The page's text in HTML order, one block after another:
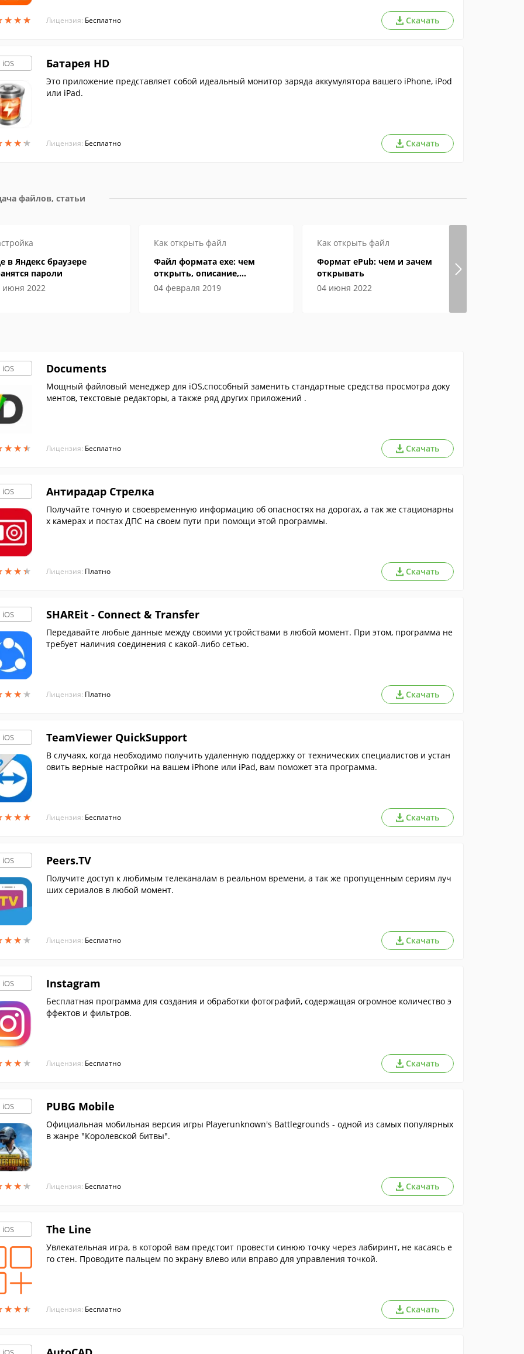
★★★
★★★ Лицензия: Бесплатно Скачать
iOS
★★★
★★★
Батарея HD
Это приложение представляет собой идеальный монитор заряда аккумулятора вашего iPhone, iPod
или iPad.
Лицензия: Бесплатно Скачать
файлов, статьи
в Яндекс браузере
пароли
июня 2022
Как открыть файл
Файл формата exe: чем
открыть, описание,
особенности
04 февраля 2019
Как открыть файл
Формат ePub: чем и зачем
открывать
04 июня 2022
iOS
★★★
★★★
Documents
Мощный файловый менеджер для iOS,способный заменить стандартные средства просмотра доку
ментов, текстовые редакторы, а также ряд других приложений .
Лицензия: Бесплатно Скачать
iOS
★★★
★★★
Антирадар Стрелка
Получайте точную и своевременную информацию об опасностях на дорогах, а так же стационарны
х камерах и постах ДПС на своем пути при помощи этой программы.
Лицензия: Платно Скачать
iOS
★★★
★★★
SHAREit - Connect & Transfer
Передавайте любые данные между своими устройствами в любой момент. При этом, программа не
требует наличия соединения с какой-либо сетью.
Лицензия: Платно Скачать
iOS
★★★
★★★
TeamViewer QuickSupport
В случаях, когда необходимо получить удаленную поддержку от технических специалистов и устан
овить верные настройки на вашем iPhone или iPad, вам поможет эта программа.
Лицензия: Бесплатно Скачать
iOS
★★★
★★★
Peers.TV
Получите доступ к любимым телеканалам в реальном времени, а так же пропущенным сериям луч
ших сериалов в любой момент.
Лицензия: Бесплатно Скачать
iOS
★★ ★
★★ ★
Instagram
Бесплатная программа для создания и обработки фотографий, содержащая огромное количество э
ффектов и фильтров.
Лицензия: Бесплатно Скачать
iOS
★★★
★★★
PUBG Mobile
Официальная мобильная версия игры Playerunknown's Battlegrounds - одной из самых популярных
в жанре "Королевской битвы".
Лицензия: Бесплатно Скачать
iOS
★★★
★★★
The Line
Увлекательная игра, в которой вам предстоит провести синюю точку через лабиринт, не касаясь е
го стен. Проводите пальцем по экрану влево или вправо для управления точкой.
Лицензия: Бесплатно Скачать